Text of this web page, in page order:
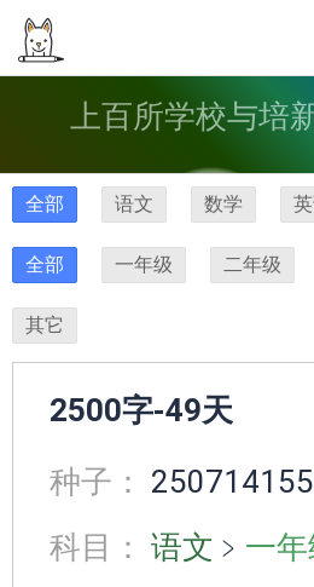
上百所学校与培
全部 语文 数学
全部 一年级 二年级
其它
2500字-49天
种子：
科目： 语文 ﹥ 一年